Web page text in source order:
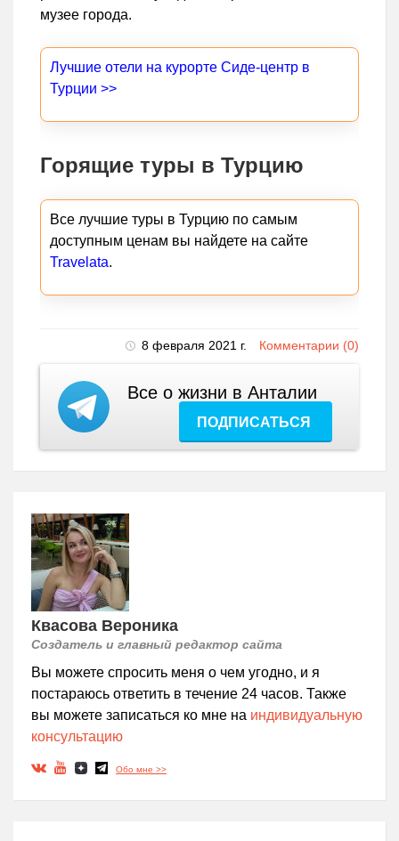
музее города.
Лучшие отели на курорте Сиде-центр в
Турции >>
Горящие туры в Турцию
Все лучшие туры в Турцию по самым
доступным ценам вы найдете на сайте
Travelata.
8 февраля 2021 г. Комментарии (0)
Все о жизни в Анталии
ПОДПИСАТЬСЯ
Квасова Вероника
Создатель и главный редактор сайта
Вы можете спросить меня о чем угодно, и я
постараюсь ответить в течение 24 часов. Также
вы можете записаться ко мне на индивидуальную
консультацию
Обо мне >>